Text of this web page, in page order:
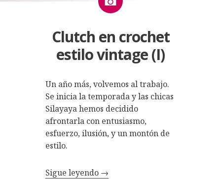
Clutch en crochet
estilo vintage (I)
Un año más, volvemos al trabajo.
Se inicia la temporada y las chicas
Silayaya hemos decidido
afrontarla con entusiasmo,
esfuerzo, ilusión, y un montón de
estilo.
Sigue leyendo →